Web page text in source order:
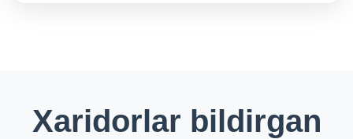
Xaridorlar bildirgan